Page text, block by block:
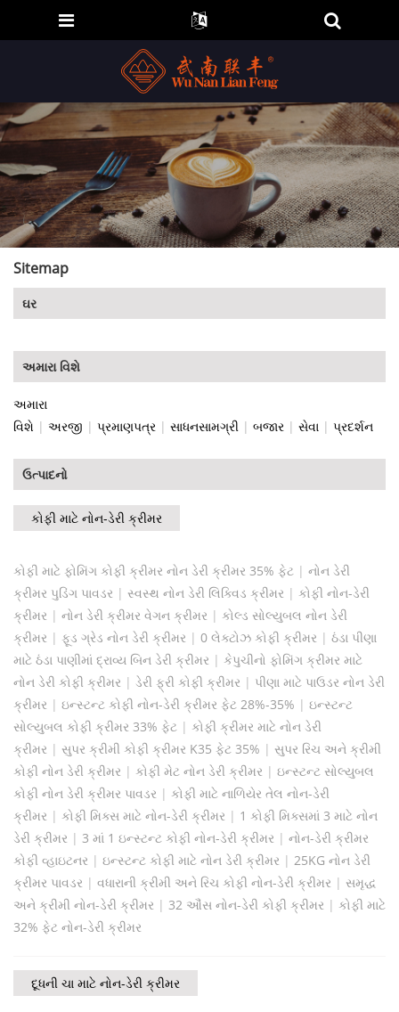
Sitemap
ઘર
અમારા વિશે
અમારા
વિશે | અરજી | પ્રમાણપત્ર | સાધનસામગ્રી | બજાર | સેવા | પ્રદર્શન
ઉત્પાદનો
કોફી માટે નોન-ડેરી ક્રીમર
કોફી માટે ફોમિંગ કોફી ક્રીમર નોન ડેરી ક્રીમર 35% ફેટ | નોન ડેરી
ક્રીમર પુડિંગ પાવડર | સ્વસ્થ નોન ડેરી લિક્વિડ ક્રીમર | કોફી નોન-ડેરી
ક્રીમર | નોન ડેરી ક્રીમર વેગન ક્રીમર | કોલ્ડ સોલ્યુબલ નોન ડેરી
ક્રીમર | ફૂડ ગ્રેડ નોન ડેરી ક્રીમર | 0 લેક્ટોઝ કોફી ક્રીમર | ઠંડા પીણા
માટે ઠંડા પાણીમાં દ્રાવ્ય બિન ડેરી ક્રીમર | કેપુચીનો ફોમિંગ ક્રીમર માટે
નોન ડેરી કોફી ક્રીમર | ડેરી ફ્રી કોફી ક્રીમર | પીણા માટે પાઉડર નોન ડેરી
ક્રીમર | ઇન્સ્ટન્ટ કોફી નોન-ડેરી ક્રીમર ફેટ 28%-35% | ઇન્સ્ટન્ટ
સોલ્યુબલ કોફી ક્રીમર 33% ફેટ | કોફી ક્રીમર માટે નોન ડેરી
ક્રીમર | સુપર ક્રીમી કોફી ક્રીમર K35 ફેટ 35% | સુપર રિચ અને ક્રીમી
કોફી નોન ડેરી ક્રીમર | કોફી મેટ નોન ડેરી ક્રીમર | ઇન્સ્ટન્ટ સોલ્યુબલ
કોફી નોન ડેરી ક્રીમર પાવડર | કોફી માટે નાળિયેર તેલ નોન-ડેરી
ક્રીમર | કોફી મિક્સ માટે નોન-ડેરી ક્રીમર | 1 કોફી મિક્સમાં 3 માટે નોન
ડેરી ક્રીમર | 3 માં 1 ઇન્સ્ટન્ટ કોફી નોન-ડેરી ક્રીમર | નોન-ડેરી ક્રીમર
કોફી વ્હાઇટનર | ઇન્સ્ટન્ટ કોફી માટે નોન ડેરી ક્રીમર | 25KG નોન ડેરી
ક્રીમર પાવડર | વધારાની ક્રીમી અને રિચ કોફી નોન-ડેરી ક્રીમર | સમૃદ્ધ
અને ક્રીમી નોન-ડેરી ક્રીમર | 32 ઔંસ નોન-ડેરી કોફી ક્રીમર | કોફી માટે
32% ફેટ નોન-ડેરી ક્રીમર
દૂધની ચા માટે નોન-ડેરી ક્રીમર